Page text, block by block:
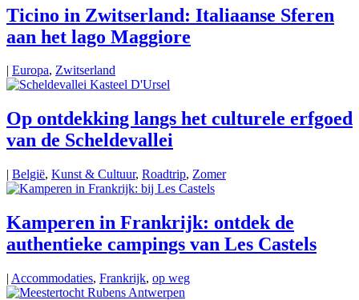
Ticino in Zwitserland: Italiaanse Sferen
aan het lago Maggiore
Europa, Zwitserland
Op ontdekking langs het culturele erfgoed
van de Scheldevallei
| België, Kunst & Cultuur, Roadtrip, Zomer
Kamperen in Frankrijk: ontdek de
authentieke campings van Les Castels
| Accommodaties, Frankrijk, op weg